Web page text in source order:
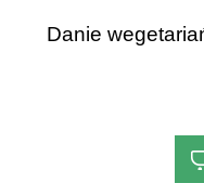
Danie